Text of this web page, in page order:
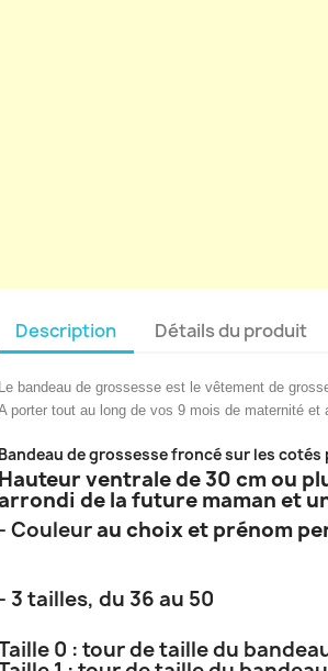
Description Détails du produit
Le bandeau de grossesse est le vêtement de
porter tout au long de vos 9 mois de maternité
Bandeau de grossesse froncé sur les
Hauteur ventrale de 30 cm ou
de la future maman et
- Couleurau choix et prénom
- 3 tailles, du 36 au 50
0 : tour de taille du